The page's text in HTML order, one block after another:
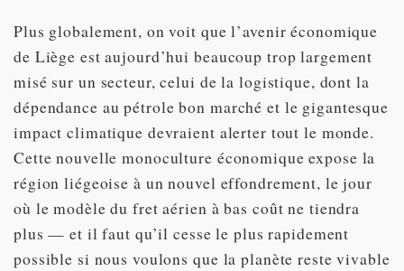
Plus globalement, on voit que l’avenir économique
de Liège est aujourd’hui beaucoup trop largement
misé sur un secteur, celui de la logistique, dont la
dépendance au pétrole bon marché et le gigantesque
impact climatique devraient alerter tout le monde.
Cette nouvelle monoculture économique expose la
région liégeoise à un nouvel effondrement, le jour
où le modèle du fret aérien à bas coût ne tiendra
plus — et il faut qu’il cesse le plus rapidement
possible si nous voulons que la planète reste vivable